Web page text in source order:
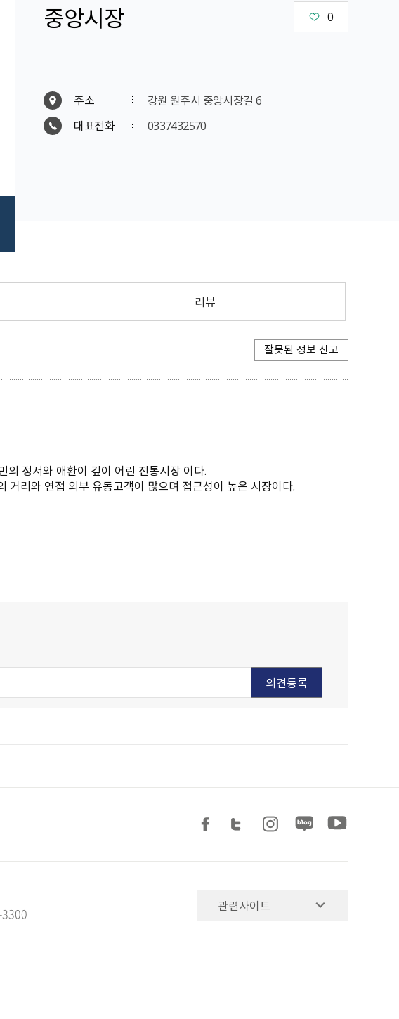
중앙시장 0
주소
강원 원주시 중앙시장길 6
대표전화
0337432570
리뷰
잘못된 정보 신고
정서와 애환이 깊이 어린 전통시장 이다.
리와 연접 외부 유동고객이 많으며 접근성이 높은 시장이다.
관련사이트